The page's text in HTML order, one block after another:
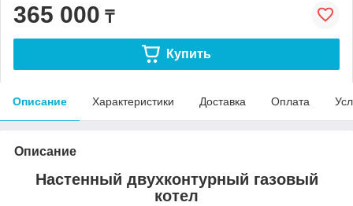
365 000 ₸
Купить
Описание Характеристики Доставка Оплата
Описание
Настенный двухконтурный газовый
котел